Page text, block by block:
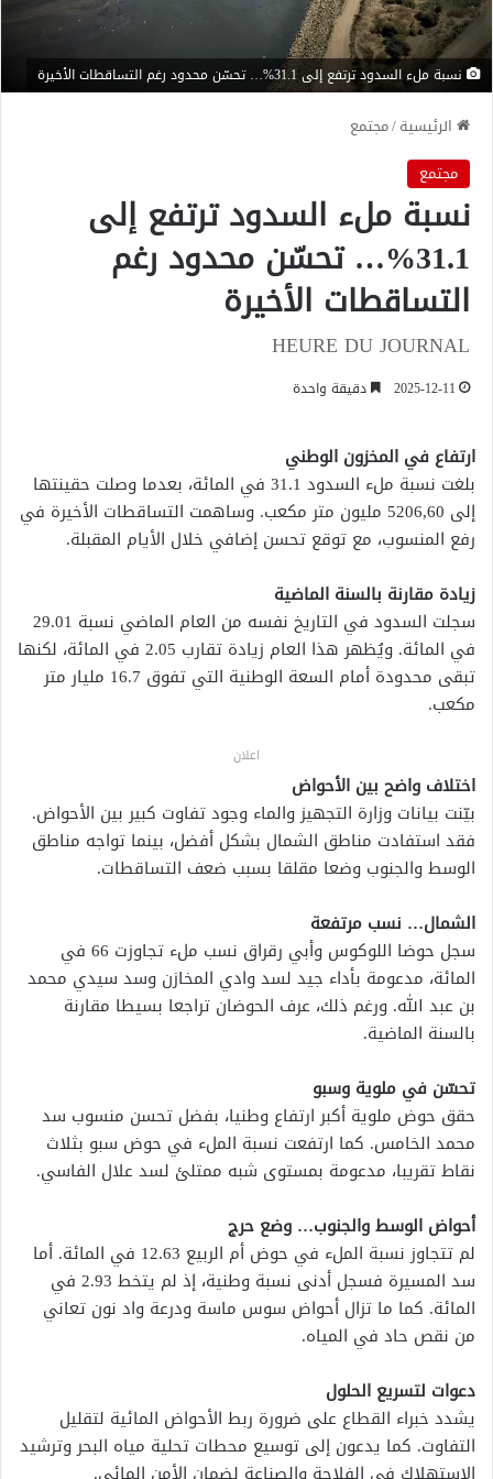
نسبة ملء السدود ترتفع إلى 31.1%… تحسّن محدود رغم التساقطات الأخيرة
الرئيسية/مجتمع
مجتمع
نسبة ملء السدود ترتفع إلى
31.1%… تحسّن محدود رغم
التساقطات الأخيرة
HEURE DU JOURNAL
2025-12-11 دقيقة واحدة
ارتفاع في المخزون الوطني
بلغت نسبة ملء السدود 31.1 في المائة، بعدما وصلت حقينتها
إلى 5206,60 مليون متر مكعب. وساهمت التساقطات الأخيرة في
رفع المنسوب، مع توقع تحسن إضافي خلال الأيام المقبلة.
زيادة مقارنة بالسنة الماضية
سجلت السدود في التاريخ نفسه من العام الماضي نسبة 29.01
في المائة. ويُظهر هذا العام زيادة تقارب 2.05 في المائة، لكنها
تبقى محدودة أمام السعة الوطنية التي تفوق 16.7 مليار متر
مكعب.
اعلان
اختلاف واضح بين الأحواض
بيّنت بيانات وزارة التجهيز والماء وجود تفاوت كبير بين الأحواض.
فقد استفادت مناطق الشمال بشكل أفضل، بينما تواجه مناطق
الوسط والجنوب وضعا مقلقا بسبب ضعف التساقطات.
الشمال… نسب مرتفعة
سجل حوضا اللوكوس وأبي رقراق نسب ملء تجاوزت 66 في
المائة، مدعومة بأداء جيد لسد وادي المخازن وسد سيدي محمد
بن عبد الله. ورغم ذلك، عرف الحوضان تراجعا بسيطا مقارنة
بالسنة الماضية.
تحسّن في ملوية وسبو
حقق حوض ملوية أكبر ارتفاع وطنيا، بفضل تحسن منسوب سد
محمد الخامس. كما ارتفعت نسبة الملء في حوض سبو بثلاث
نقاط تقريبا، مدعومة بمستوى شبه ممتلئ لسد علال الفاسي.
أحواض الوسط والجنوب… وضع حرج
لم تتجاوز نسبة الملء في حوض أم الربيع 12.63 في المائة. أما
سد المسيرة فسجل أدنى نسبة وطنية، إذ لم يتخط 2.93 في
المائة. كما ما تزال أحواض سوس ماسة ودرعة واد نون تعاني
من نقص حاد في المياه.
دعوات لتسريع الحلول
يشدد خبراء القطاع على ضرورة ربط الأحواض المائية لتقليل
التفاوت. كما يدعون إلى توسيع محطات تحلية مياه البحر وترشيد